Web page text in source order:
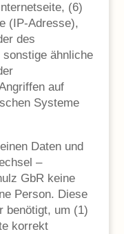
(6)
(IP-Adresse),
des
ähnliche
auf
Systeme
Daten und
–
GbR keine
Person. Diese
benötigt, um (1)
korrekt